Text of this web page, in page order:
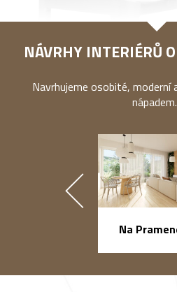
NÁVRHY INTERIÉRŮ
Navrhujeme osobité, moderní
Na